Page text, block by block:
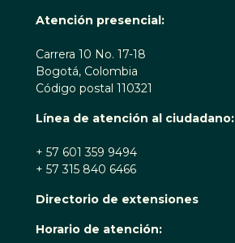
Atención presencial:
Carrera 10 No. 17-18
Bogotá, Colombia
Código postal 110321
Línea de atención al ciudadano:
+ 57 601 359 9494
+ 57 315 840 6466
Directorio de extensiones
Horario de atención: